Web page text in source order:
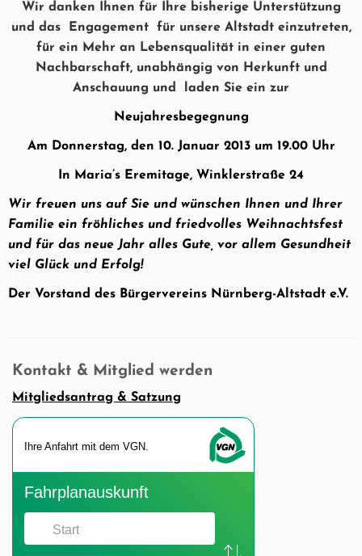
Wir danken Ihnen für Ihre bisherige Unterstützung
und das Engagement für unsere Altstadt einzutreten,
für ein Mehr an Lebensqualität in einer guten
Nachbarschaft, unabhängig von Herkunft und
Anschauung und laden Sie ein zur
Neujahresbegegnung
Am Donnerstag, den 10. Januar 2013 um 19.00 Uhr
In Maria’s Eremitage, Winklerstraße 24
Wir freuen uns auf Sie und wünschen Ihnen und Ihrer
Familie ein fröhliches und friedvolles Weihnachtsfest
und für das neue Jahr alles Gute, vor allem Gesundheit
viel Glück und Erfolg!
Der Vorstand des Bürgervereins Nürnberg-Altstadt e.V.
Kontakt & Mitglied werden
Mitgliedsantrag & Satzung
Ihre An­fahrt mit dem VGN.
Fahr­plan­aus­kunft